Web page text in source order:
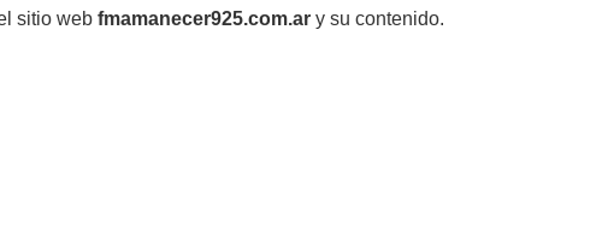
sitio web fmamanecer925.com.ar y su contenido.